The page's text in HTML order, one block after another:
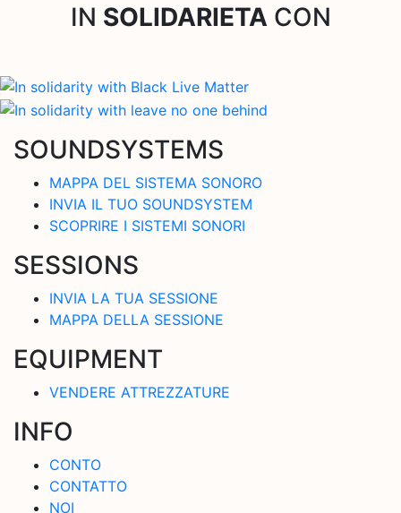
IN SOLIDARIETA CON
SOUNDSYSTEMS
MAPPA DEL SISTEMA SONORO
INVIA IL TUO SOUNDSYSTEM
SCOPRIRE I SISTEMI SONORI
SESSIONS
INVIA LA TUA SESSIONE
MAPPA DELLA SESSIONE
EQUIPMENT
VENDERE ATTREZZATURE
INFO
CONTO
CONTATTO
NOI